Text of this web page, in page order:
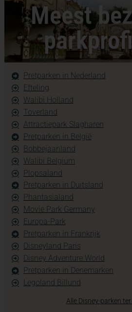
Meest
Pretparken in Nederland
Efteling
Walibi Holland
Toverland
Attractiepark Slagharen
Pretparken in België
Bobbejaanland
Walibi Belgium
Plopsaland
Pretparken in Duitsland
Phantasialand
Movie Park Germany
Europa-Park
Pretparken in Frankrijk
Disneyland Paris
Disney Adventure World
Pretparken in Denemarken
Legoland Billund
Alle Disney-parken